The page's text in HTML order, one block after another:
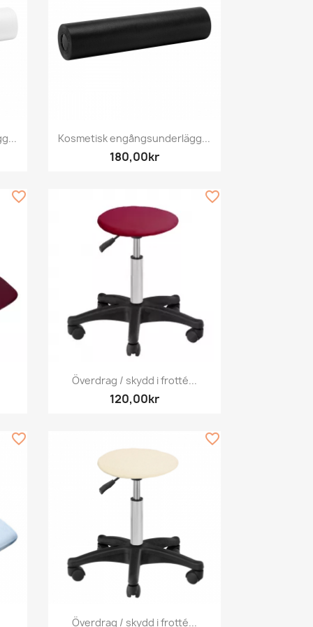
Snabbvy
Kosmetisk engångsunderlägg...
180,00kr
favorite_border
 Snabbvy
Överdrag / skydd i frotté...
120,00kr
favorite_border
favorite_border
 Snabbvy
Överdrag / skydd i frotté...
favorite_border